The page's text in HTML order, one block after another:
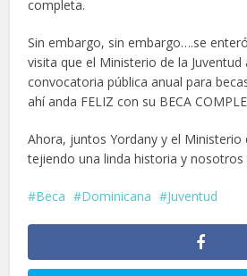
completa.
Sin embargo, sin embargo….se
visita que el Ministerio de la Juventud
convocatoria pública anual para
ahí anda FELIZ con su BECA
Ahora, juntos Yordany y el Ministerio
tejiendo una linda historia y
Beca Dominicana Juventud